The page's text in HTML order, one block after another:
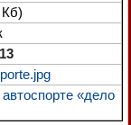
«дело